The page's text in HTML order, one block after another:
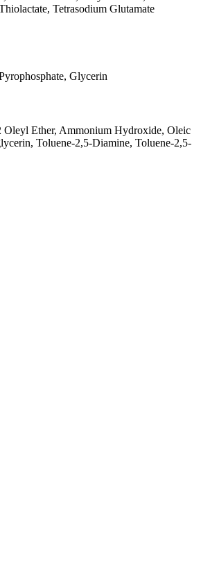
Tetrasodium Glutamate
Glycerin
Ether, Ammonium Hydroxide, Oleic
Toluene-2,5-Diamine, Toluene-2,5-